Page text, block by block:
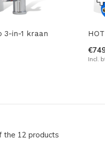
3-in-1 kraan
Incl.
the 12 products